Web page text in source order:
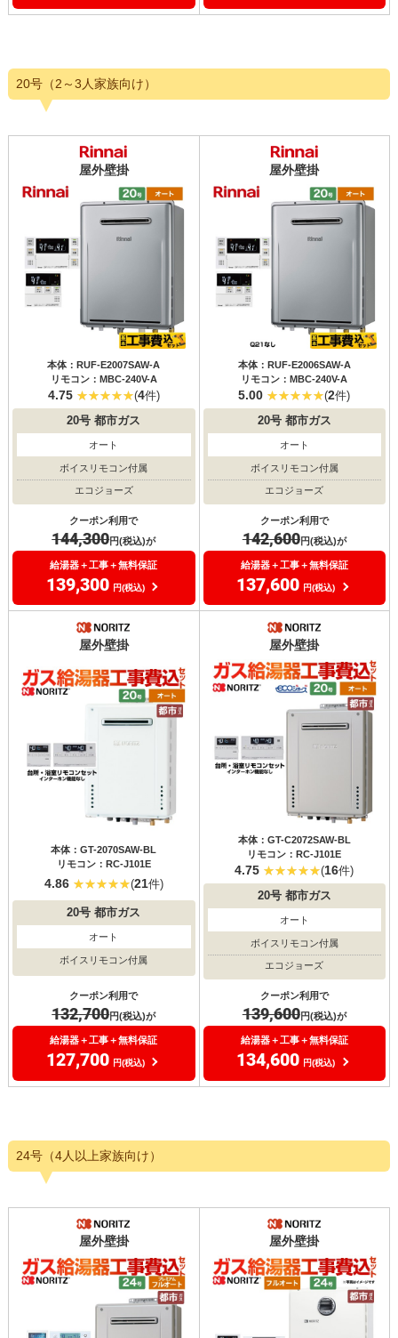
20号（2～3人家族向け）
屋外壁掛
本体：RUF-E2007SAW-A
リモコン：MBC-240V-A
4.75 (4件)
20号 都市ガス
オート
ボイスリモコン付属
エコジョーズ
クーポン利用で
144,300円(税込)が
給湯器＋工事＋無料保証
139,300 円(税込)
屋外壁掛
本体：RUF-E2006SAW-A
リモコン：MBC-240V-A
5.00 (2件)
20号都市ガス
オート
ボイスリモコン付属
エコジョーズ
クーポン利用で
142,600円(税込)が
給湯器＋工事＋無料保証
137,600 円(税込)
屋外壁掛
本体：GT-2070SAW-BL
リモコン：RC-J101E
4.86 (21件)
20号 都市ガス
オート
ボイスリモコン付属
クーポン利用で
132,700円(税込)が
給湯器＋工事＋無料保証
127,700 円(税込)
屋外壁掛
本体：GT-C2072SAW-BL
リモコン：RC-J101E
4.75 (16件)
20号都市ガス
オート
ボイスリモコン付属
エコジョーズ
クーポン利用で
139,600円(税込)が
給湯器＋工事＋無料保証
134,600 円(税込)
24号（4人以上家族向け）
屋外壁掛 屋外壁掛